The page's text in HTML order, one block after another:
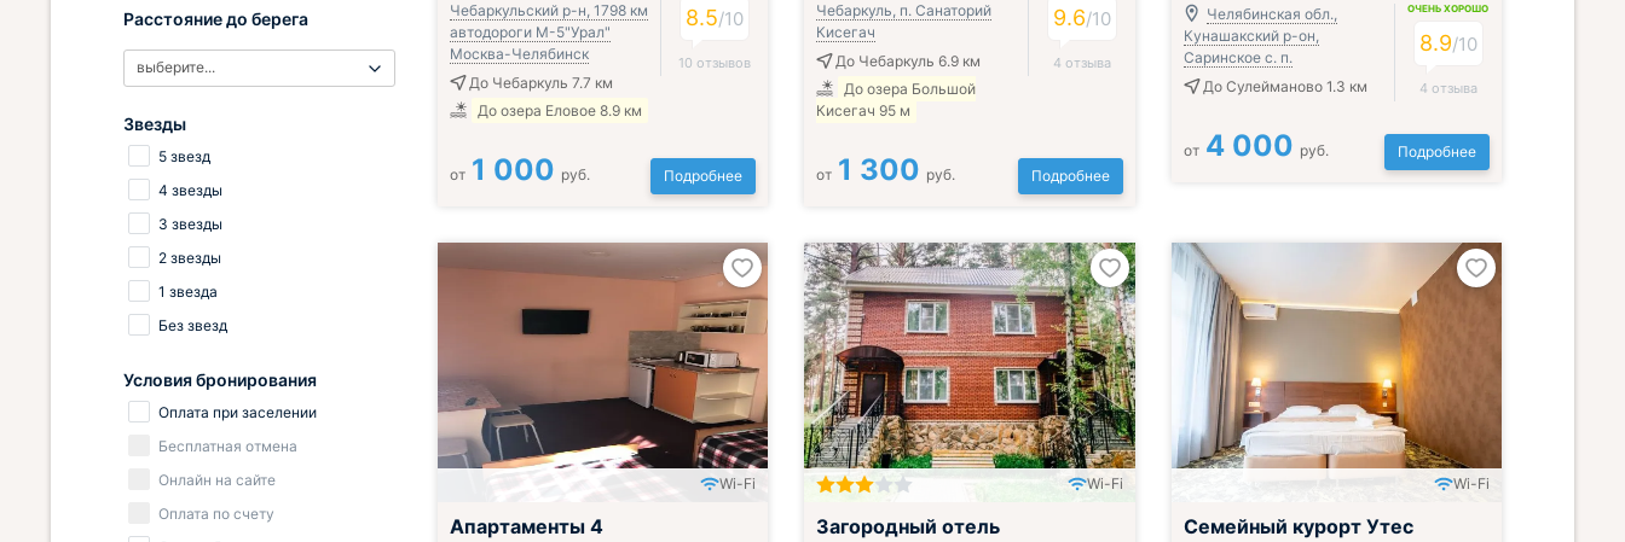
Чебаркульский р-н, 1798 км
автодороги М-5"Урал"
Москва-Челябинск
До Чебаркуль 7.7 км
До озера Еловое 8.9 км
8.5/10
10 отзывов
от 1 000 руб. Подробнее
Чебаркуль, п. Санаторий
Кисегач
До Чебаркуль 6.9 км
До озера Большой
Кисегач 95 м
9.6/10
4 отзыва
от 1 300 руб. Подробнее
Челябинская обл.,
Кунашакский р-он,
Саринское с. п.
До Сулейманово 1.3 км
ОЧЕНЬ ХОРОШО
8.9/10
4 отзыва
от 4 000 руб. Подробнее
Wi-Fi
Апартаменты 4
Включён завтрак и ужин или обед
Wi-Fi
Загородный отель
Включён завтрак, обед и ужин
Wi-Fi
Семейный курорт Утес
Расстояние до берега
выберите...
Звезды
5 звезд
4 звезды
3 звезды
2 звезды
1 звезда
Без звезд
Условия бронирования
Оплата при заселении
Бесплатная отмена
Онлайн на сайте
Оплата по счету